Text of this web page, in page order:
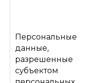
Персональные
данные,
разрешенные
субъектом